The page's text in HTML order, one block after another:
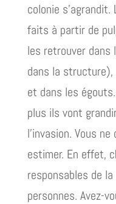
colonie
faits à partir de
les retrouver dans
dans la
et dans les
plus ils vont
l’invasion. Vous
estimer. En effet,
responsables de
personnes. Avez-